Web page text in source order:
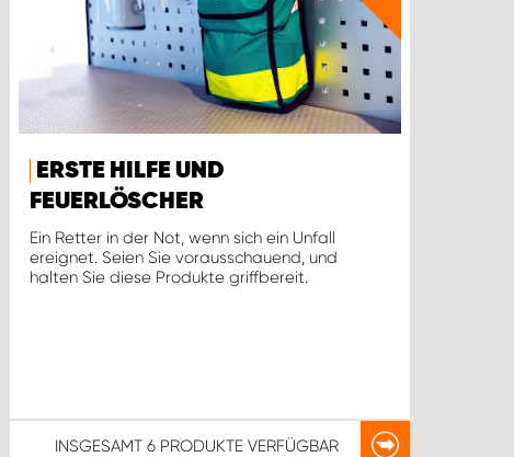
ERSTE HILFE UND
FEUERLÖSCHER
Ein Retter in der Not, wenn sich ein Unfall
ereignet. Seien Sie vorausschauend, und
halten Sie diese Produkte griffbereit.
INSGESAMT 6 PRODUKTE VERFÜGBAR